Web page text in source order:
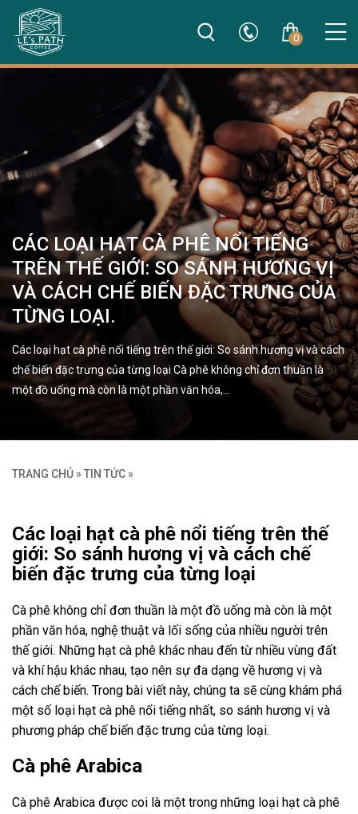
0
CÁC LOẠI HẠT CÀ PHÊ NỔI TIẾNG
TRÊN THẾ GIỚI: SO SÁNH HƯƠNG VỊ
VÀ CÁCH CHẾ BIẾN ĐẶC TRƯNG CỦA
TỪNG LOẠI.
Các loại hạt cà phê nổi tiếng trên thế giới: So sánh hương vị và cách
chế biến đặc trưng của từng loại Cà phê không chỉ đơn thuần là
một đồ uống mà còn là một phần văn hóa,…
TRANG CHỦ » TIN TỨC »
Các loại hạt cà phê nổi tiếng trên thế
giới: So sánh hương vị và cách chế
biến đặc trưng của từng loại
Cà phê không chỉ đơn thuần là một đồ uống mà còn là một
phần văn hóa, nghệ thuật và lối sống của nhiều người trên
thế giới. Những hạt cà phê khác nhau đến từ nhiều vùng đất
và khí hậu khác nhau, tạo nên sự đa dạng về hương vị và
cách chế biến. Trong bài viết này, chúng ta sẽ cùng khám phá
một số loại hạt cà phê nổi tiếng nhất, so sánh hương vị và
phương pháp chế biến đặc trưng của từng loại.
Cà phê Arabica
Cà phê Arabica được coi là một trong những loại hạt cà phê